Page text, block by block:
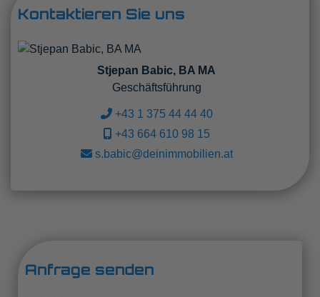
Kontaktieren Sie uns
Stjepan Babic, BA MA
Geschäftsführung
+43 1 375 44 44 40
+43 664 610 98 15
s.babic@deinimmobilien.at
Anfrage senden